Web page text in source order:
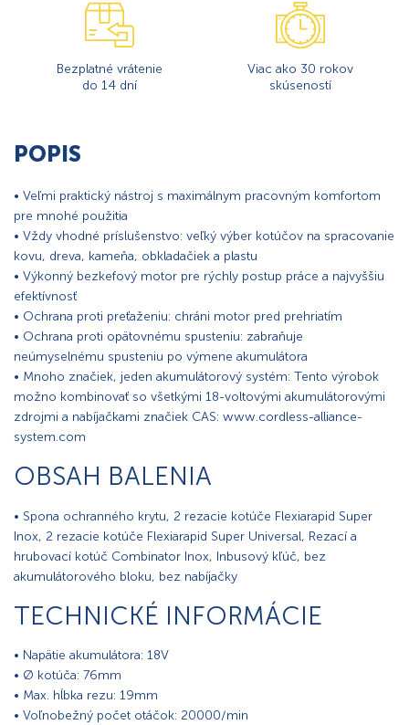
Bezplatné vrátenie
do 14 dní
Viac ako 30 rokov
skúseností
POPIS
• Veľmi praktický nástroj s maximálnym pracovným komfortom
pre mnohé použitia
• Vždy vhodné príslušenstvo: veľký výber kotúčov na spracovanie
kovu, dreva, kameňa, obkladačiek a plastu
• Výkonný bezkefový motor pre rýchly postup práce a najvyššiu
efektívnosť
• Ochrana proti preťaženiu: chráni motor pred prehriatím
• Ochrana proti opätovnému spusteniu: zabraňuje
neúmyselnému spusteniu po výmene akumulátora
• Mnoho značiek, jeden akumulátorový systém: Tento výrobok
možno kombinovať so všetkými 18-voltovými akumulátorovými
zdrojmi a nabíjačkami značiek CAS: www.cordless-alliance-
system.com
OBSAH BALENIA
• Spona ochranného krytu, 2 rezacie kotúče Flexiarapid Super
Inox, 2 rezacie kotúče Flexiarapid Super Universal, Rezací a
hrubovací kotúč Combinator Inox, Inbusový kľúč, bez
akumulátorového bloku, bez nabíjačky
TECHNICKÉ INFORMÁCIE
• Napätie akumulátora: 18V
• Ø kotúča: 76mm
• Max. hĺbka rezu: 19mm
• Voľnobežný počet otáčok: 20000/min